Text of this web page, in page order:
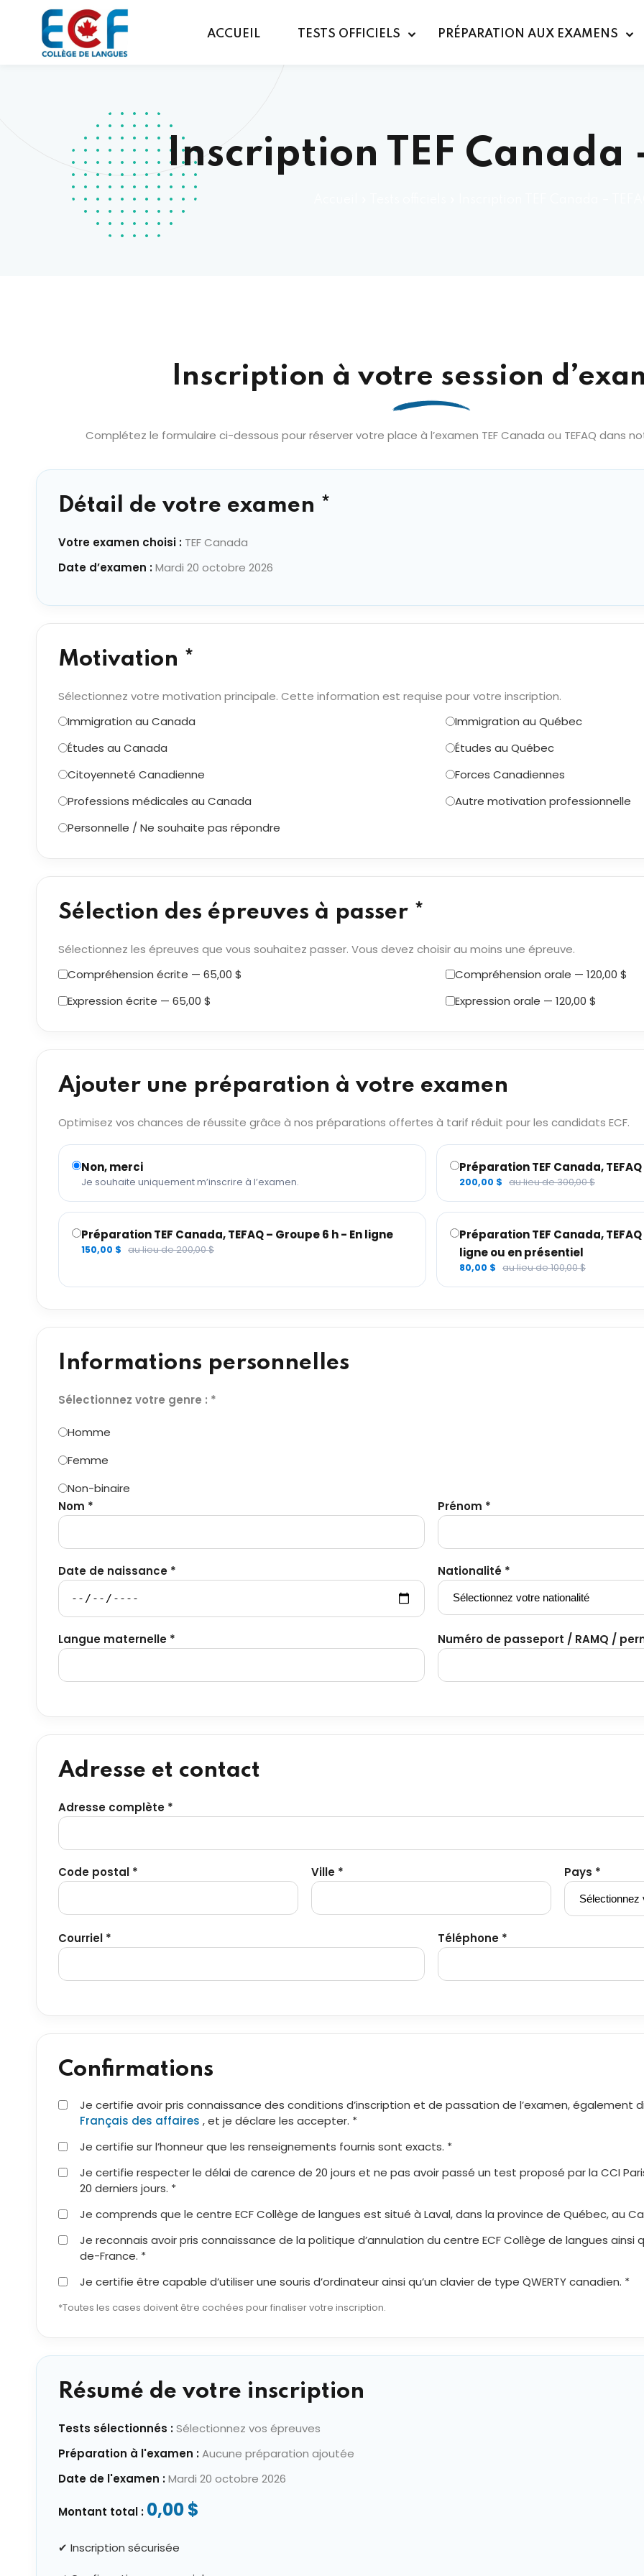
ACCUEIL TESTS OFFICIELS PRÉPARATION AUX EXAMENS
Inscription TEF Canada
Inscription à votre session
Complétez le formulaire ci-dessous pour réserver votre place à l’examen TEF Canada ou TEFAQ dans
Détail de votre examen *
Votre examen choisi : TEF Canada
Date d’examen :Mardi 20 octobre 2026
Motivation *
Sélectionnez votre motivation principale. Cette information est requise pour votre inscription.
Immigration au Canada
Immigration au Québec
Études au Canada
Études au Québec
Citoyenneté Canadienne
Forces Canadiennes
Professions médicales au Canada
Autre motivation professionnelle
Personnelle / Ne souhaite pas répondre
Sélection des épreuves à passer *
Sélectionnez les épreuves que vous souhaitez passer. Vous devez choisir au moins une épreuve.
Compréhension écrite — 65,00 $
Compréhension orale — 120,00 $
Expression écrite — 65,00 $
Expression orale — 120,00 $
Ajouter une préparation à votre examen
Optimisez vos chances de réussite grâce à nos préparations offertes à tarif réduit pour les candidats ECF.
Non, merci
Je souhaite uniquement m’inscrire à l’examen.
Préparation TEF Canada,
200,00 $ au lieu de 300,00 $
Préparation TEF Canada, TEFAQ – Groupe 6 h - En ligne
150,00 $ au lieu de 200,00 $
Préparation TEF Canada,
ligne ou en présentiel
80,00 $ au lieu de 100,00 $
Informations personnelles
Sélectionnez votre genre : *
Homme
Femme
Non-binaire
Nom *
Prénom *
Date de naissance * Nationalité *
Langue maternelle * Numéro de passeport / RAMQ /
Adresse et contact
Adresse complète *
Code postal * Ville * Pays *
Courriel * Téléphone *
Confirmations
Je certifie avoir pris connaissance des conditions d’inscription et de passation de l’examen, également
Français des affaires , et je déclare les accepter. *
Je certifie sur l’honneur que les renseignements fournis sont exacts. *
Je certifie respecter le délai de carence de 20 jours et ne pas avoir passé un test proposé par la CCI
20 derniers jours. *
Je comprends que le centre ECF Collège de langues est situé à Laval, dans la province de Québec, au
Je reconnais avoir pris connaissance de la politique d’annulation du centre ECF Collège de langues ainsi
de-France. *
Je certifie être capable d’utiliser une souris d’ordinateur ainsi qu’un clavier de type QWERTY canadien. *
*Toutes les cases doivent être cochées pour finaliser votre inscription.
Résumé de votre inscription
Tests sélectionnés :Sélectionnez vos épreuves
Préparation à l'examen :Aucune préparation ajoutée
Date de l'examen :Mardi 20 octobre 2026
Montant total : 0,00 $
✔ Inscription sécurisée